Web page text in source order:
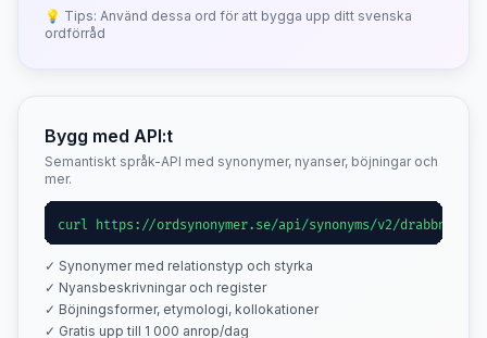
💡 Tips: Använd dessa ord för att bygga upp ditt svenska
ordförråd
Bygg med API:t
Semantiskt språk-API med synonymer, nyanser, böjningar och
mer.
curl https://ordsynonymer.se/api/synonyms/v2/drabbning
✓ Synonymer med relationstyp och styrka
✓ Nyansbeskrivningar och register
✓ Böjningsformer, etymologi, kollokationer
✓ Gratis upp till 1 000 anrop/dag